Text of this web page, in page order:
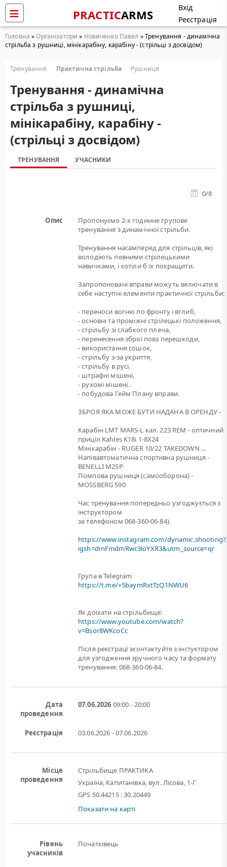
PRACTICARMS
Вхід
Реєстрація
Головна »Організатори » Новиченко Павел » Тренування - динамічна
стрільба з рушниці, мінікарабіну, карабіну - (стрільці з досвідом)
Тренування Практична стрільба Рушниця
Тренування - динамічна
стрільба з рушниці,
мінікарабіну, карабіну -
(стрільці з досвідом)
ТРЕНУВАННЯ УЧАСНИКИ
0/8
Опис
Пропонуємо 2-х годинне групове
тренування з динамічної стрільби.
Тренування насамперед для стрільців, які
володіють певними стрілецькими
навичками, і хотіли б їх покращити.
Запропоновані вправи можуть включати в
себе наступні елементи практичної стрільби:
- переноси вогню по фронту і вглиб,
- основні та проміжні стрілецькі положення,
- стрільбу зі слабкого плеча,
- перенесення зброї повз перешкоди,
- використання сошок,
- стрільбу з-за укриття,
- стрільбу в русі.
- штрафні мішені,
- рухомі мішені .
- побудова Гейм Плану вправи.
ЗБРОЯ ЯКА МОЖЕ БУТИ НАДАНА В ОРЕНДУ -
Карабін LMT MARS-L кал. 223 REM - оптичний
приціл Kahles K18i 1-8X24
Мінікарабін - RUGER 10/22 TAKEDOWN ...
Напівавтоматична спортивна рушниця -
BENELLI M2SP
Помпова рушниця (самооборона) -
MOSSBERG 590
Час тренування попередньо узгоджується з
інструктором
за телефоном 068-360-06-84).
https://www.instagram.com/dynamic.shooting?
igsh=dmFmdmRwc3loYXR3&utm_source=qr
Група в Telegram
https://t.me/+5baymRxtTzQ1NWU6
Як доїхати на стрільбище:
https://www.youtube.com/watch?
v=Bsor8WKcoCc
Після реєстрацї зконтактуйте з інстуктором
для узгодження зручного часу та формату
тренування: 068-360-06-84.
Дата
проведення
07.06.2026 09:00 - 20:00
Реєстрація 03.06.2026 - 07.06.2026
Місце
проведення
Стрільбище ПРАКТИКА
Україна, Капитанівка, вул. Лісова, 1-Г
GPS 50.44215 : 30.20449
Показати на карті
Рівень
учасників
Початківець